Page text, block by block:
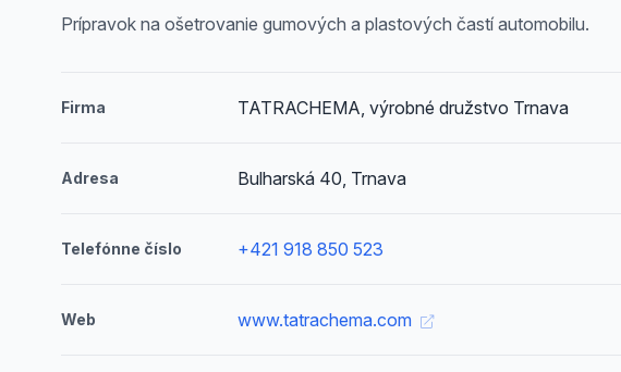
Prípravok na ošetrovanie gumových a plastových častí automobilu.
Firma TATRACHEMA, výrobné družstvo Trnava
Adresa Bulharská 40, Trnava
Telefónne číslo +421 918 850 523
Web www.tatrachema.com